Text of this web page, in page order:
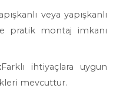
veya yapışkanlı
pratik montaj imkanı
Farklı ihtiyaçlara uygun
mevcuttur.